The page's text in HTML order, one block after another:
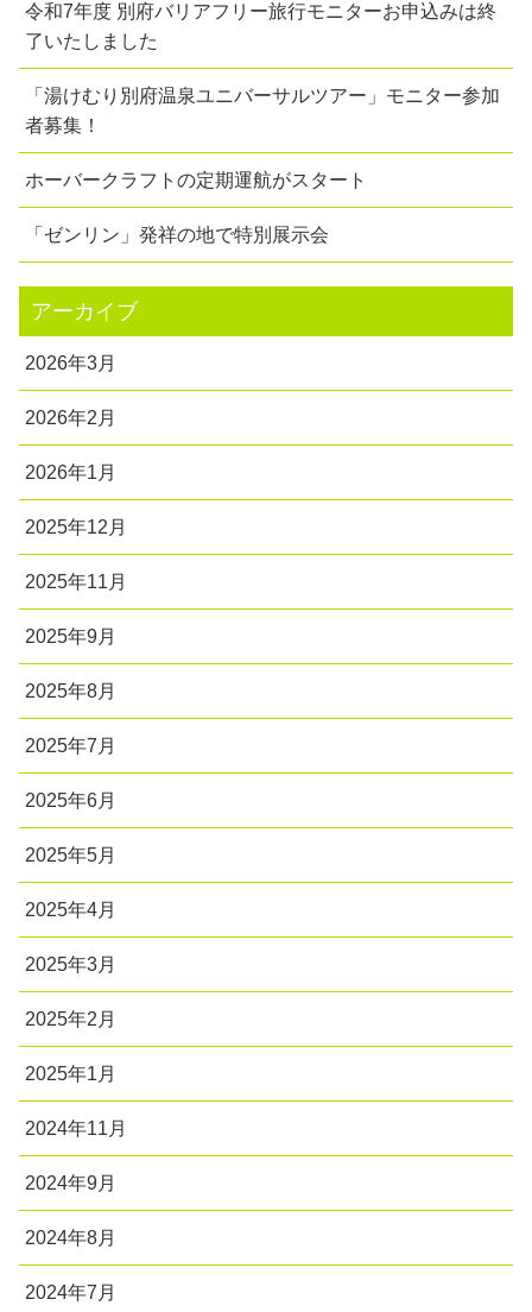
令和7年度 別府バリアフリー旅行モニターお申込みは終
了いたしました
「湯けむり別府温泉ユニバーサルツアー」モニター参加
者募集！
ホーバークラフトの定期運航がスタート
「ゼンリン」発祥の地で特別展示会
アーカイブ
2026年3月
2026年2月
2026年1月
2025年12月
2025年11月
2025年9月
2025年8月
2025年7月
2025年6月
2025年5月
2025年4月
2025年3月
2025年2月
2025年1月
2024年11月
2024年9月
2024年8月
2024年7月